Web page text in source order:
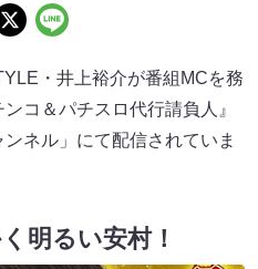
・井上裕介が番組MCを務
コ＆パチスロ代行請負人』
ネル」にて配信されていま
明るい安村！